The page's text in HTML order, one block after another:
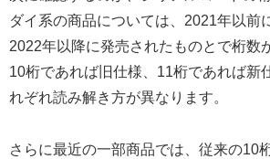
ダイ系の商品については、2021年以前
2022年以降に発売されたものとで桁数
10桁であれば旧仕様、11桁であれば新
れぞれ読み解き方が異なります。
さらに最近の一部商品では、従来の10